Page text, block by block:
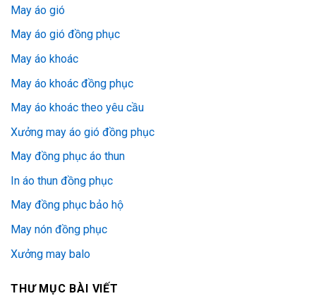
May áo gió
May áo gió đồng phục
May áo khoác
May áo khoác đồng phục
May áo khoác theo yêu cầu
Xưởng may áo gió đồng phục
May đồng phục áo thun
In áo thun đồng phục
May đồng phục bảo hộ
May nón đồng phục
Xưởng may balo
THƯ MỤC BÀI VIẾT